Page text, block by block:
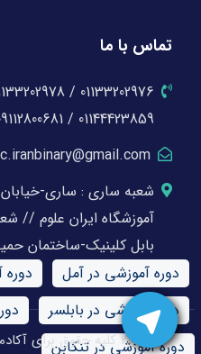
تماس با ما
01144423859 / 09112800681
آموزشگاه ایران علوم //
بابل کلینیک-ساختمان حمیدزاده1-
دوره آموزشی در آمل
دوره
دوره آموزشی در بابلسر
دوره آموزشی در تنکابن
© 2026 کلیه حقوق برای آکادمی ایران باینری محفوظ است.